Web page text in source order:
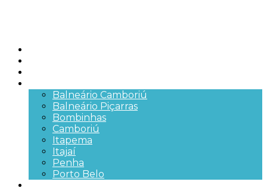
Balneário Camboriú
Balneário Piçarras
Bombinhas
Camboriú
Itapema
Itajaí
Penha
Porto Belo